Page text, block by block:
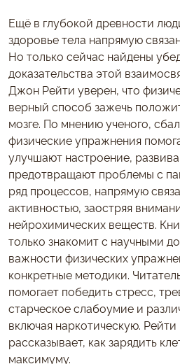
Ещё в глубокой древности
здоровье тела напрямую
Но только сейчас найдены
доказательства этой
Джон Рейти уверен, что
верный способ зажечь
мозге. По мнению ученого,
физические упражнения
улучшают настроение,
предотвращают проблемы с
ряд процессов, напрямую
активностью, заостряя
нейрохимических веществ.
только знакомит с научными
важности физических
конкретные методики.
помогает победить стресс,
старческое слабоумие и
включая наркотическую. Рейти
рассказывает, как зарядить
максимуму.